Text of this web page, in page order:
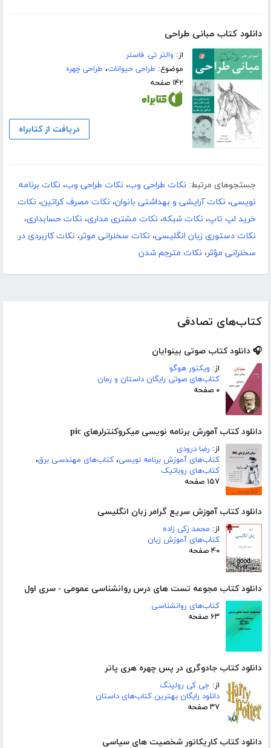
کتاب‌های تصادفی
🎧 دانلود کتاب صوتی بینوایان
از: ویکتور هوگو
کتاب‌های صوتی رایگان داستان و رمان
۰ صفحه
دانلود کتاب آمورش برنامه نویسی میکروکنترلرهای pic
از: رضا درودی
کتاب‌های آموزش برنامه نویسی، کتاب‌های مهندسی برق،
کتاب‌های روباتیک
۱۵۷ صفحه
دانلود کتاب آموزش سریع گرامر زبان انگلیسی
از: محمد زکی زاده
کتاب‌های آموزش زبان
۴۰ صفحه
دانلود کتاب مجوعه تست های درس روانشناسی عمومی - سری اول
کتاب‌های روانشناسی
۶۳ صفحه
دانلود کتاب جادوگری در پس چهره هری پاتر
از: جی کی رولینگ
دانلود رایگان بهترین کتاب‌های داستان
۳۷ صفحه
دانلود کتاب کاریکاتور شخصیت های سیاسی
دانلود کتاب مبانی طراحی
از: والتر تی. فاستر
موضوع: طراحی حیوانات، طراحی چهره
۱۴۲ صفحه
دریافت از کتابراه
جستجوهای مرتبط: نکات طراحی وب، نکات طراحی وب، نکات برنامه
نویسی، نکات آرایشی و بهداشتی بانوان، نکات مصرف کراتین، نکات
خرید لپ تاپ، نکات شبکه، نکات مشتری مداری، نکات حسابداری،
نکات دستوری زبان انگلیسی، نکات سخنرانی موثر، نکات کاربردی در
سخنرانی مؤثر، نکات مترجم شدن